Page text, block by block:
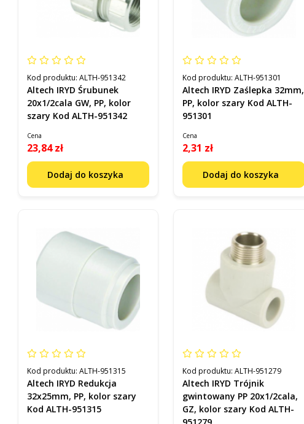
Kod produktu: ALTH-951342
Altech IRYD Śrubunek
20x1/2cala GW, PP, kolor
szary Kod ALTH-951342
Cena
23,84 zł
Dodaj do koszyka
Kod produktu:ALTH-951301
Altech IRYD Zaślepka 32mm,
PP, kolor szary Kod ALTH-
951301
Cena
2,31 zł
Dodaj do koszyka
Kod produktu: ALTH-951315
Altech IRYD Redukcja
32x25mm, PP, kolor szary
Kod ALTH-951315
Kod produktu:ALTH-951279
Altech IRYD Trójnik
gwintowany PP 20x1/2cala,
GZ, kolor szary Kod ALTH-